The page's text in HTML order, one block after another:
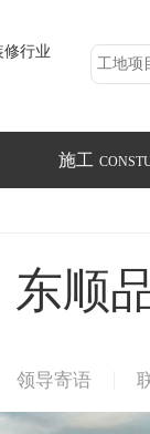
修行业
施工
东顺
领导寄语